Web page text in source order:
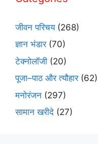
जीवन परिचय(268)
ज्ञान भंडार(70)
टेक्नोलॉजी (20)
पूजा–पाठ और त्यौहार(62)
मनोरंजन (297)
सामान खरीदे (27)